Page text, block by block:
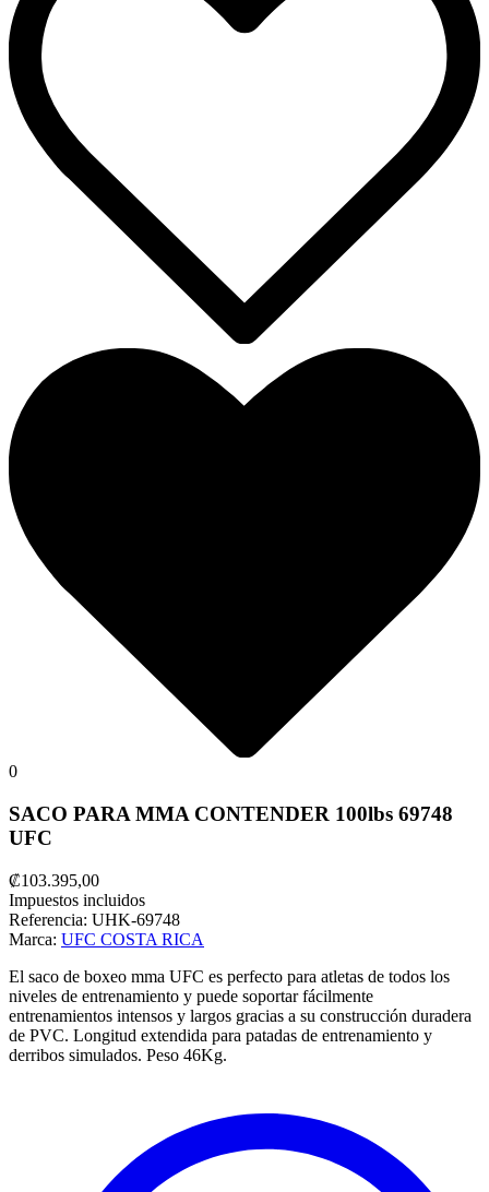
0
SACO PARA MMA CONTENDER 100lbs 69748
UFC
₡103.395,00
Impuestos incluidos
Referencia: UHK-69748
Marca: UFC COSTA RICA
El saco de boxeo mma UFC es perfecto para atletas de todos los
niveles de entrenamiento y puede soportar fácilmente
entrenamientos intensos y largos gracias a su construcción duradera
de PVC. Longitud extendida para patadas de entrenamiento y
derribos simulados. Peso 46Kg.